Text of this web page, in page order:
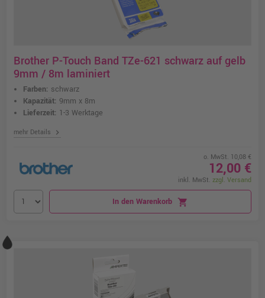
Brother P-Touch Band TZe-621 schwarz auf gelb
9mm / 8m laminiert
Farben: schwarz
Kapazität: 9mm x 8m
Lieferzeit: 1-3 Werktage
mehr Details chevron_right
o. MwSt. 10,08 €
12,00 €
inkl. MwSt. zzgl. Versand
In den Warenkorb shopping_cart